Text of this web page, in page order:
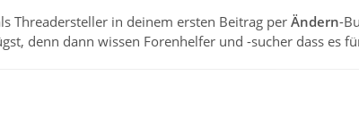
Threadersteller in deinem ersten Beitrag per Ändern-
denn dann wissen Forenhelfer und -sucher dass es